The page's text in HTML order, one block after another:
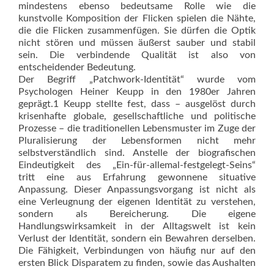
mindestens ebenso bedeutsame Rolle wie die
kunstvolle Komposition der Flicken spielen die Nähte,
die die Flicken zusammenfügen. Sie dürfen die Optik
nicht stören und müssen äußerst sauber und stabil
sein. Die verbindende Qualität ist also von
entscheidender Bedeutung.
Der Begriff „Patchwork-Identität“ wurde vom
Psychologen Heiner Keupp in den 1980er Jahren
geprägt.1 Keupp stellte fest, dass – ausgelöst durch
krisenhafte globale, gesellschaftliche und politische
Prozesse – die traditionellen Lebensmuster im Zuge der
Pluralisierung der Lebensformen nicht mehr
selbstverständlich sind. Anstelle der biografischen
Eindeutigkeit des „Ein-für-allemal-festgelegt-Seins“
tritt eine aus Erfahrung gewonnene situative
Anpassung. Dieser Anpassungsvorgang ist nicht als
eine Verleugnung der eigenen Identität zu verstehen,
sondern als Bereicherung. Die eigene
Handlungswirksamkeit in der Alltagswelt ist kein
Verlust der Identität, sondern ein Bewahren derselben.
Die Fähigkeit, Verbindungen von häufig nur auf den
ersten Blick Disparatem zu finden, sowie das Aushalten